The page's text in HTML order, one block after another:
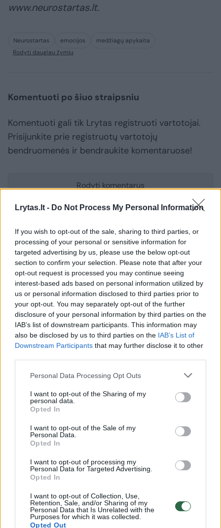
Lrytas.lt - Do Not Process My Personal Information
If you wish to opt-out of the sale, sharing to third parties, or
processing of your personal or sensitive information for
targeted advertising by us, please use the below opt-out
section to confirm your selection. Please note that after your
opt-out request is processed you may continue seeing
interest-based ads based on personal information utilized by
us or personal information disclosed to third parties prior to
your opt-out. You may separately opt-out of the further
disclosure of your personal information by third parties on the
IAB’s list of downstream participants. This information may
also be disclosed by us to third parties on the IAB’s List of
Downstream Participants that may further disclose it to other
Personal Data Processing Opt Outs
I want to opt-out of the Sharing of my
personal data.
Opted In
I want to opt-out of the Sale of my
Personal Data.
Opted In
I want to opt-out of processing my
Personal Data for Targeted Advertising.
Opted In
I want to opt-out of Collection, Use,
Retention, Sale, and/or Sharing of my
Personal Data that Is Unrelated with the
Purposes for which it was collected.
Opted Out
www.neurostartas.lt.
Neurostartas emocijos
medžiagų apykaita
Rodyti daugiau žymių
Komentuoti po šiuo straipsniu
Komentuoti gali tik Lrytas registruoti vartotojai.
Prisijunkite prie registruotų vartotojų
bendruomenės ir bendraukite komentaruose!
Rodyti komentarus
Prisijungti komentatoriams
Neurologė perspėja: gerti kavą
2026 m. rugpjūčio 8 d. 04:53
Lrytas.lt
Jei geriate kavą, svarbu ne tik jos kiekis,
bet ir paros laikas. Per vėlai išgertas kavos